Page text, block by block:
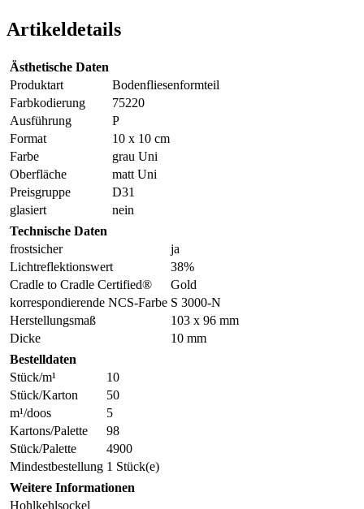
Artikeldetails
Ästhetische Daten
Produktart
Bodenfliesenformteil
Farbkodierung
75220
Ausführung
P
Format
10 x 10 cm
Farbe
grau Uni
Oberfläche
matt Uni
Preisgruppe
D31
glasiert
nein
Technische Daten
frostsicher
ja
Lichtreflektionswert
38%
Cradle to Cradle Certified®
Gold
korrespondierende NCS-Farbe S 3000-N
Herstellungsmaß
103 x 96 mm
Dicke
10 mm
Bestelldaten
Stück/m¹
10
Stück/Karton
50
m¹/doos
5
Kartons/Palette
98
Stück/Palette
4900
Mindestbestellung 1 Stück(e)
Weitere Informationen
Hohlkehlsockel